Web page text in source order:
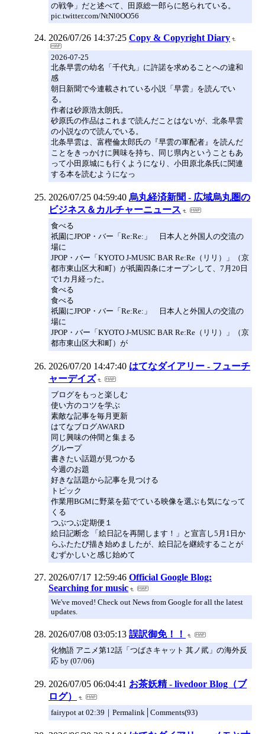
の戦争」だと述べて、田原総一郎らに怒られている。
pic.twitter.com/NtNl0OO56
2026/07/26 14:37:25 Copy & Copyright Diary
2026-07-25
北条早雲の幼名「千代丸」に許諾を求めることへの違和
感
朝日新聞で今連載されている小説「早雲」を読んでい
る。
作者は砂原浩太朗氏。
砂原氏の作品はこれまで読んだことはないが、北条早雲
の小説なので読んでいる。
北条早雲は、富樫倫太郎氏の『早雲の軍配者』を読んだ
ことをきっかけに興味を持ち、同じ県内ということもあ
って小田原城にも行くようになり、小田原北条氏に関連
する本を読むようになっ
2026/07/25 04:59:40 烏丸経済新聞 - 広域烏丸圏の
ビジネス＆カルチャーニュース
食べる
祇園にJPOP・バー「Re:Re:」 日本人と外国人の交流の
場に
JPOP・バー「KYOTO J-MUSIC BAR Re:Re（リリ）」（京
都市東山区大和町）が祇園四条にオープンして、7月20日
で1カ月経った。
食べる
食べる
祇園にJPOP・バー「Re:Re:」 日本人と外国人の交流の
場に
JPOP・バー「KYOTO J-MUSIC BAR Re:Re（リリ）」（京
都市東山区大和町）が
2026/07/20 14:47:40 はてなダイアリー - フューチ
ャーデイズ
ブログをもっと楽しむ
使い方のコツを学ぶ
素敵な記事を毎月更新
はてなブログAWARD
同じ興味の仲間と集まる
グループ
書きたい話題が見つかる
今週のお題
好きな話題から記事を見つける
トピック
作業用BGMに野菜を茹でている映像を選ぶも気になって
くる
つぶつぶ定期便１
絵日記断念 「絵日記を再開します！」と宣言し5月1日か
らふたたび描き始めましたが、絵日記を継続することが
むずかしいと感じ始めて
2026/07/17 12:59:46 Official Google Blog:
Searching for music
We've moved! Check out News from Google for all the latest
updates.
2026/07/08 03:05:13 誤訳御免！！
化物語 アニメ第12話「つばさキャット 其ノ貮」の海外反
応 by (07/06)
2026/07/05 06:04:41 お茶妖精 - livedoor Blog（ブ
ログ）
fairypot at 02:39｜Permalink│Comments(93)